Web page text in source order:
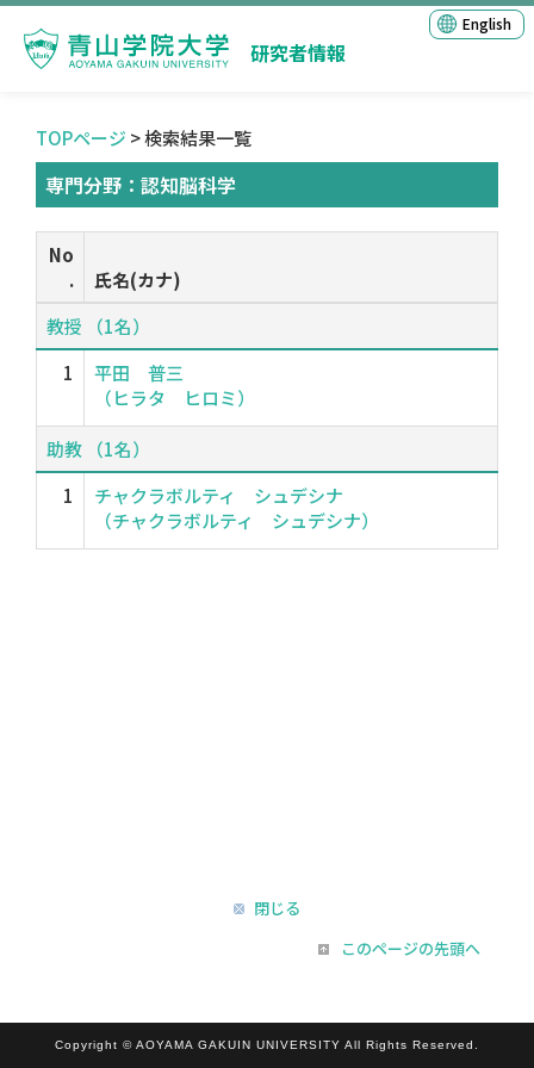
研究者情報
English
TOPページ > 検索結果一覧
専門分野：認知脳科学
No
.
氏名(カナ)
教授 （1名）
1
平田 普三
（ヒラタ ヒロミ）
助教 （1名）
1
チャクラボルティ シュデシナ
（チャクラボルティ シュデシナ）
閉じる
このページの先頭へ
Copyright © AOYAMA GAKUIN UNIVERSITY All Rights Reserved.